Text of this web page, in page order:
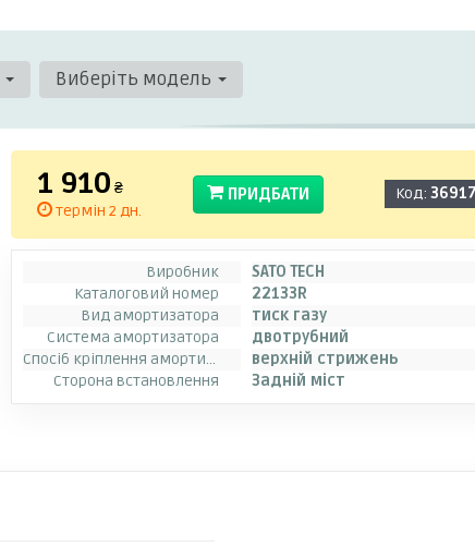
Виберіть модель
1 910 ₴
термін 2 дн.
ПРИДБАТИ Код:
Виробник
SATO TECH
Каталоговий номер
22133R
Вид амортизатора
тиск газу
Система амортизатора
двотрубний
Спосіб кріплення амортизатора
верхній стрижень
Сторона встановлення
Задній міст